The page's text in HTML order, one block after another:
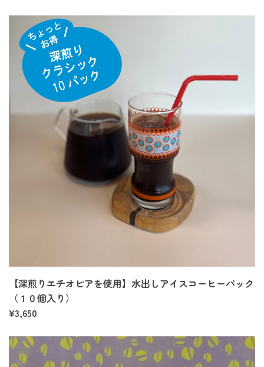
【深煎りエチオピアを使用】水出しアイスコーヒーパック
（１０個入り）
¥3,650